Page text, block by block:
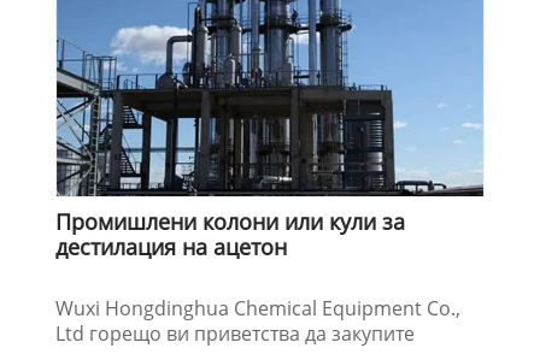
Промишлени колони или кули за
дестилация на ацетон
Wuxi Hongdinghua Chemical Equipment Co.,
Ltd горещо ви приветства да закупите